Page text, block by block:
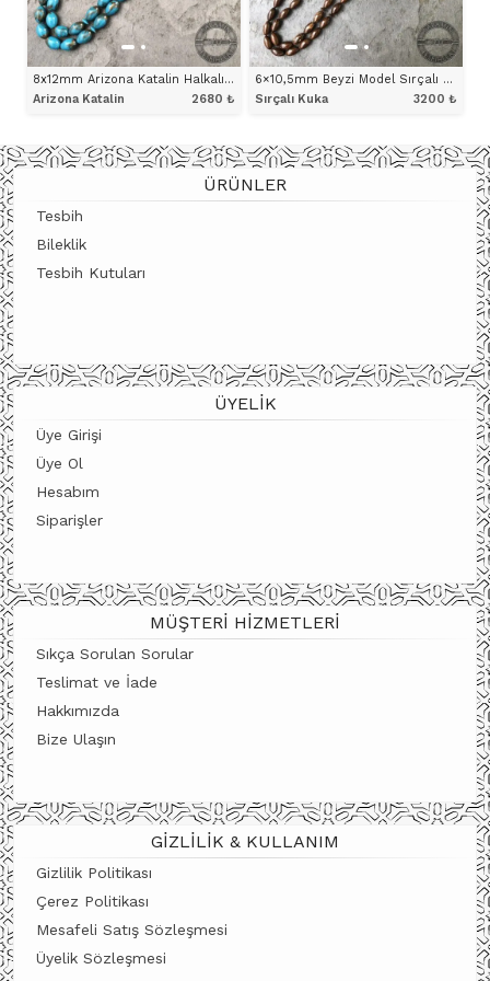
8x12mm Arizona Katalin Halkalı İmameli Firuze Renk Tesbih
Arizona Katalin
2680 ₺
ÜRÜNÜ İNCELE
6×10,5mm Beyzi Model Sırçalı Kuka Tesbih
Sırçalı Kuka
3200₺
ÜRÜNÜ İNCELE
ÜRÜNLER
Tesbih
Bileklik
Tesbih Kutuları
ÜYELIK
Üye Girişi
Üye Ol
Hesabım
Siparişler
MÜŞTERI HIZMETLERI
Sıkça Sorulan Sorular
Teslimat ve İade
Hakkımızda
Bize Ulaşın
GIZLILIK & KULLANIM
Gizlilik Politikası
Çerez Politikası
Mesafeli Satış Sözleşmesi
Üyelik Sözleşmesi